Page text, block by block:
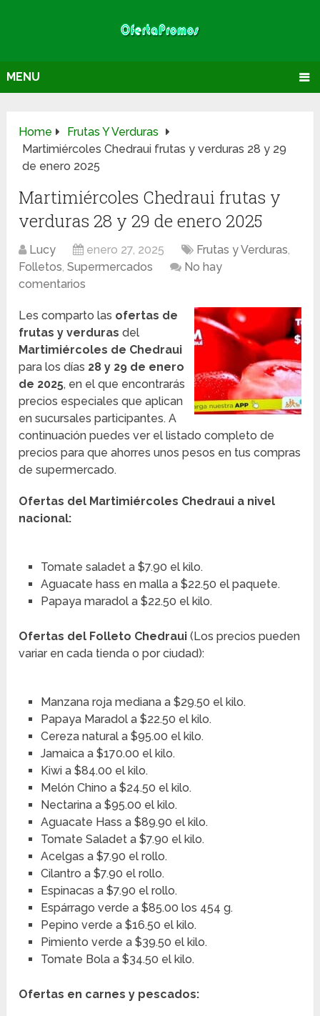
MENU
Home
Frutas Y Verduras
Martimiércoles Chedraui frutas y verduras 28 y 29
de enero 2025
Martimiércoles Chedraui frutas y
verduras 28 y 29 de enero 2025
Lucy enero 27, 2025 Frutas y Verduras,
Folletos,Supermercados
No hay
comentarios
Les comparto las ofertas de
frutas y verduras del
Martimiércoles de Chedraui
para los días 28 y 29 de enero
de 2025, en el que encontrarás
precios especiales que aplican
en sucursales participantes. A
continuación puedes ver el listado completo de
precios para que ahorres unos pesos en tus compras
de supermercado.
Ofertas del Martimiércoles Chedraui a nivel
nacional:
Tomate saladet a $7.90 el kilo.
Aguacate hass en malla a $22.50 el paquete.
Papaya maradol a $22.50 el kilo.
Ofertas del Folleto Chedraui(Los precios pueden
variar en cada tienda o por ciudad):
Manzana roja mediana a $29.50 el kilo.
Papaya Maradol a $22.50 el kilo.
Cereza natural a $95.00 el kilo.
Jamaica a $170.00 el kilo.
Kiwi a $84.00 el kilo.
Melón Chino a $24.50 el kilo.
Nectarina a $95.00 el kilo.
Aguacate Hass a $89.90 el kilo.
Tomate Saladet a $7.90 el kilo.
Acelgas a $7.90 el rollo.
Cilantro a $7.90 el rollo.
Espinacas a $7.90 el rollo.
Espárrago verde a $85.00 los 454 g.
Pepino verde a $16.50 el kilo.
Pimiento verde a $39.50 el kilo.
Tomate Bola a $34.50 el kilo.
Ofertas en carnes y pescados: